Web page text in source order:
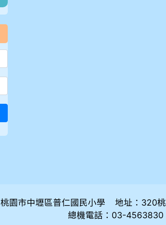
桃園市中壢區普仁國民小學 地址：320
總機電話：03-